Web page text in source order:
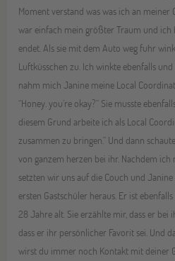
Moment verstand was was ich an meiner
war einfach mein größter Traum und ich
endet. Als sie mit dem Auto weg fuhr
Luftküsschen zu. Ich winkte ebenfalls
nahm mich Janine meine Local
“Honey. you’re okay?” Sie musste
diesem Grund arbeite ich als Local
zusammen zu bringen.” Und dann
von ganzem herzen bei ihr. Nachdem
setzten wir uns auf die Couch und
ersten Gastschüler heraus. Er ist
28 Jahre alt. Sie erzählte mir, dass er bei
dass er ihr persönlicher Favorit sei. Und
wirst du immer noch Kontakt mit deiner